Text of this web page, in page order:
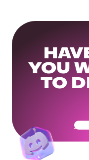
YOU
TO
Get